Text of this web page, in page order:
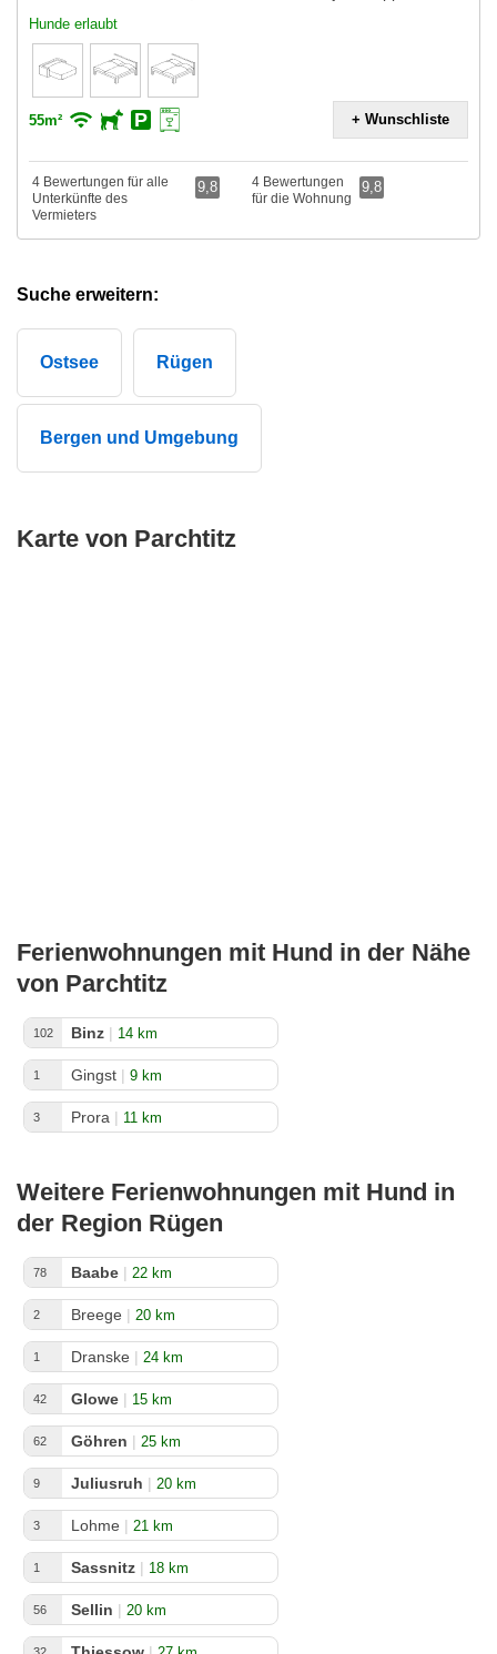
Hunde erlaubt
55m² + Wunschliste
4 Bewertungen für alle
Unterkünfte des
Vermieters
9,8
4 Bewertungen
für die Wohnung
9,8
Suche erweitern:
Ostsee Rügen
Bergen und Umgebung
Karte von Parchtitz
Ferienwohnungen mit Hund in der Nähe
von Parchtitz
102 Binz | 14 km
1 Gingst | 9 km
3 Prora | 11 km
Weitere Ferienwohnungen mit Hund in
der Region Rügen
78 Baabe | 22 km
2 Breege | 20 km
1 Dranske | 24 km
42 Glowe | 15 km
62 Göhren | 25 km
9 Juliusruh | 20 km
3 Lohme | 21 km
1 Sassnitz | 18 km
56 Sellin | 20 km